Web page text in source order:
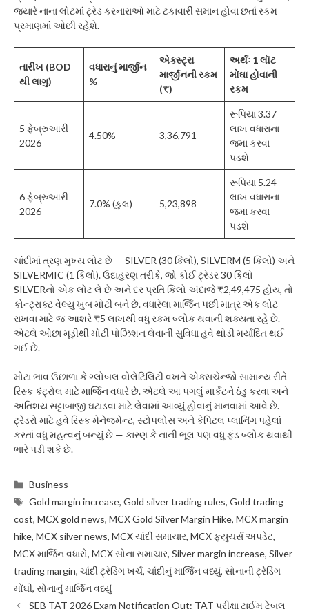
જ્યારે નાના લોટમાં ટ્રેડ કરનારાઓ માટે ટકાવારી સમાન હોવા છતાં રકમ
પ્રમાણમાં ઓછી રહેશે.
તારીખ (BOD
થી લાગુ)
વધારાનું માર્જીન
%
એક્સ્ટ્રા
માર્જીનની રકમ
(₹)
અર્થઃ 1 લૉટ
મોંઘા હોવાની
રકમ
5 ફેબ્રુઆરી
2026
4.50% 3,36,791
રૂપિયા 3.37
લાખ વધારાના
જમા કરવા
પડશે
6 ફેબ્રુઆરી
2026
7.0% (કુલ) 5,23,898
રૂપિયા 5.24
લાખ વધારાના
જમા કરવા
પડશે
ચાંદીમાં ત્રણ મુખ્ય લોટ છે — SILVER (30 કિલો), SILVERM (5 કિલો) અને
SILVERMIC (1 કિલો). ઉદાહરણ તરીકે, જો કોઈ ટ્રેડર 30 કિલો
SILVERનો એક લોટ લે છે અને દર પ્રતિ કિલો અંદાજે ₹2,49,475 હોય, તો
કોન્ટ્રાક્ટ વેલ્યુ ખુબ મોટી બને છે. વધારેલા માર્જિન પછી માત્ર એક લોટ
રાખવા માટે જ આશરે ₹5 લાખથી વધુ રકમ બ્લોક થવાની શક્યતા રહે છે.
એટલે ઓછા મૂડીથી મોટી પોઝિશન લેવાની સુવિધા હવે થોડી મર્યાદિત થઈ
ગઈ છે.
મોટા ભાવ ઉછાળા કે ગ્લોબલ વોલેટિલિટી વખતે એક્સચેન્જો સામાન્ય રીતે
રિસ્ક કંટ્રોલ માટે માર્જિન વધારે છે. એટલે આ પગલું માર્કેટને ઠંડુ કરવા અને
અતિશય સટ્ટાબાજી ઘટાડવા માટે લેવામાં આવ્યું હોવાનું માનવામાં આવે છે.
ટ્રેડરો માટે હવે રિસ્ક મેનેજમેન્ટ, સ્ટોપલોસ અને કેપિટલ પ્લાનિંગ પહેલાં
કરતાં વધુ મહત્વનું બન્યું છે — કારણ કે નાની ભૂલ પણ વધુ ફંડ બ્લોક થવાથી
ભારે પડી શકે છે.
Categories
Business
Tags
Gold margin increase,Gold silver trading rules,Gold trading
cost, MCX gold news, MCX Gold Silver Margin Hike, MCX margin
hike, MCX silver news, MCX ચાંદી સમાચાર, MCX ફ્યુચર્સ અપડેટ,
MCX માર્જિન વધારો, MCX સોના સમાચાર, Silver margin increase, Silver
trading margin, ચાંદી ટ્રેડિંગ ખર્ચ, ચાંદીનું માર્જિન વધ્યું, સોનાની ટ્રેડિંગ
મોંઘી, સોનાનું માર્જિન વધ્યું
SEB TAT 2026 Exam Notification Out: TAT પરીક્ષા ટાઈમ ટેબલ